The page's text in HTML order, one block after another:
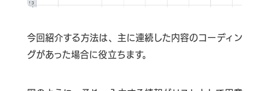
今回紹介する方法は、主に連続した内容のコーディン
グがあった場合に役立ちます。